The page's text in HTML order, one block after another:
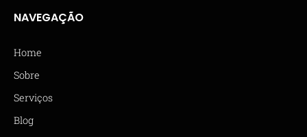
NAVEGAÇÃO
Home
Sobre
Serviços
Blog